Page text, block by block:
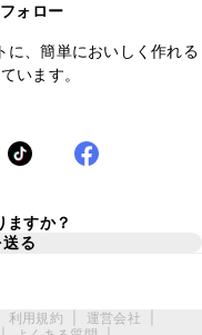
ォロー
に、簡単においしく作れる
います。
ますか？
る
利用規約 運営会社